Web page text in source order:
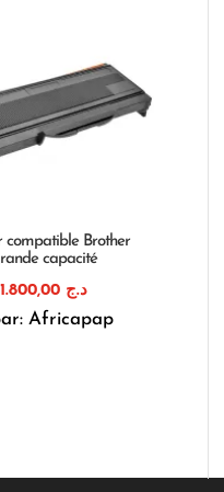
compatible Brother
capacité
د.ج 1.800,00
Africapap